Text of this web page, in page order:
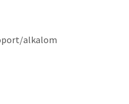
alkalom